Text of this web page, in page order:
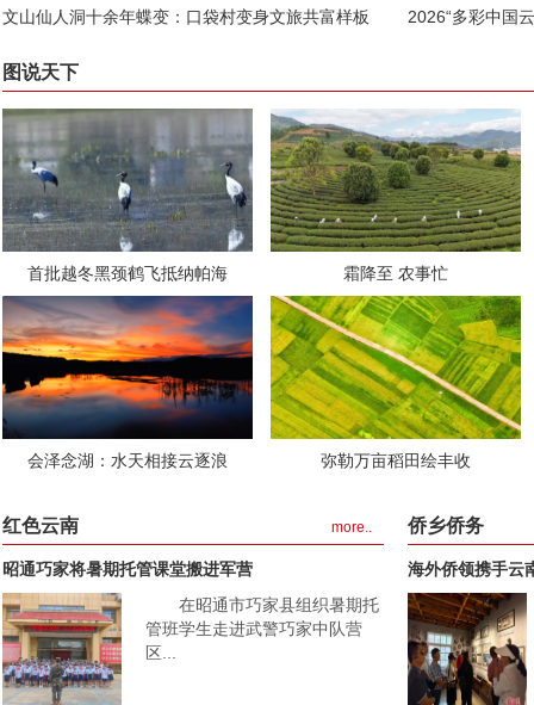
文山仙人洞十余年蝶变：口袋村变身文旅共富样板
革
2026“多彩中国
图说天下
首批越冬黑颈鹤飞抵纳帕海
会泽念湖：水天相接云逐浪
霜降至 农事忙
弥勒万亩稻田绘丰收
红色云南 more..
昭通巧家将暑期托管课堂搬进军营
在昭通市巧家县组织暑期托
管班学生走进武警巧家中队营
区...
侨乡侨务
海外侨领携手云
机